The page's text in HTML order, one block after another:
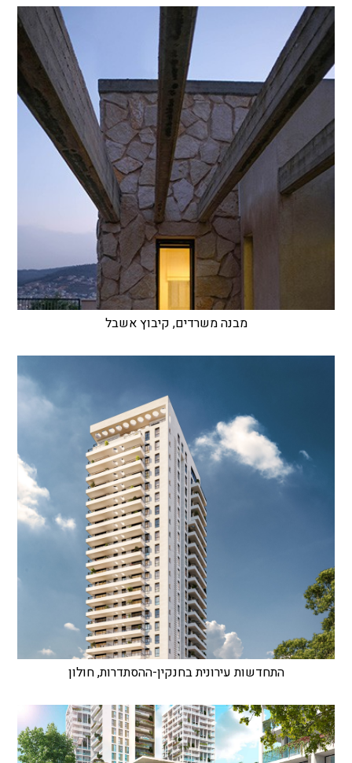
מבנה משרדים, קיבוץ אשבל
התחדשות עירונית בחנקין-ההסתדרות, חולון